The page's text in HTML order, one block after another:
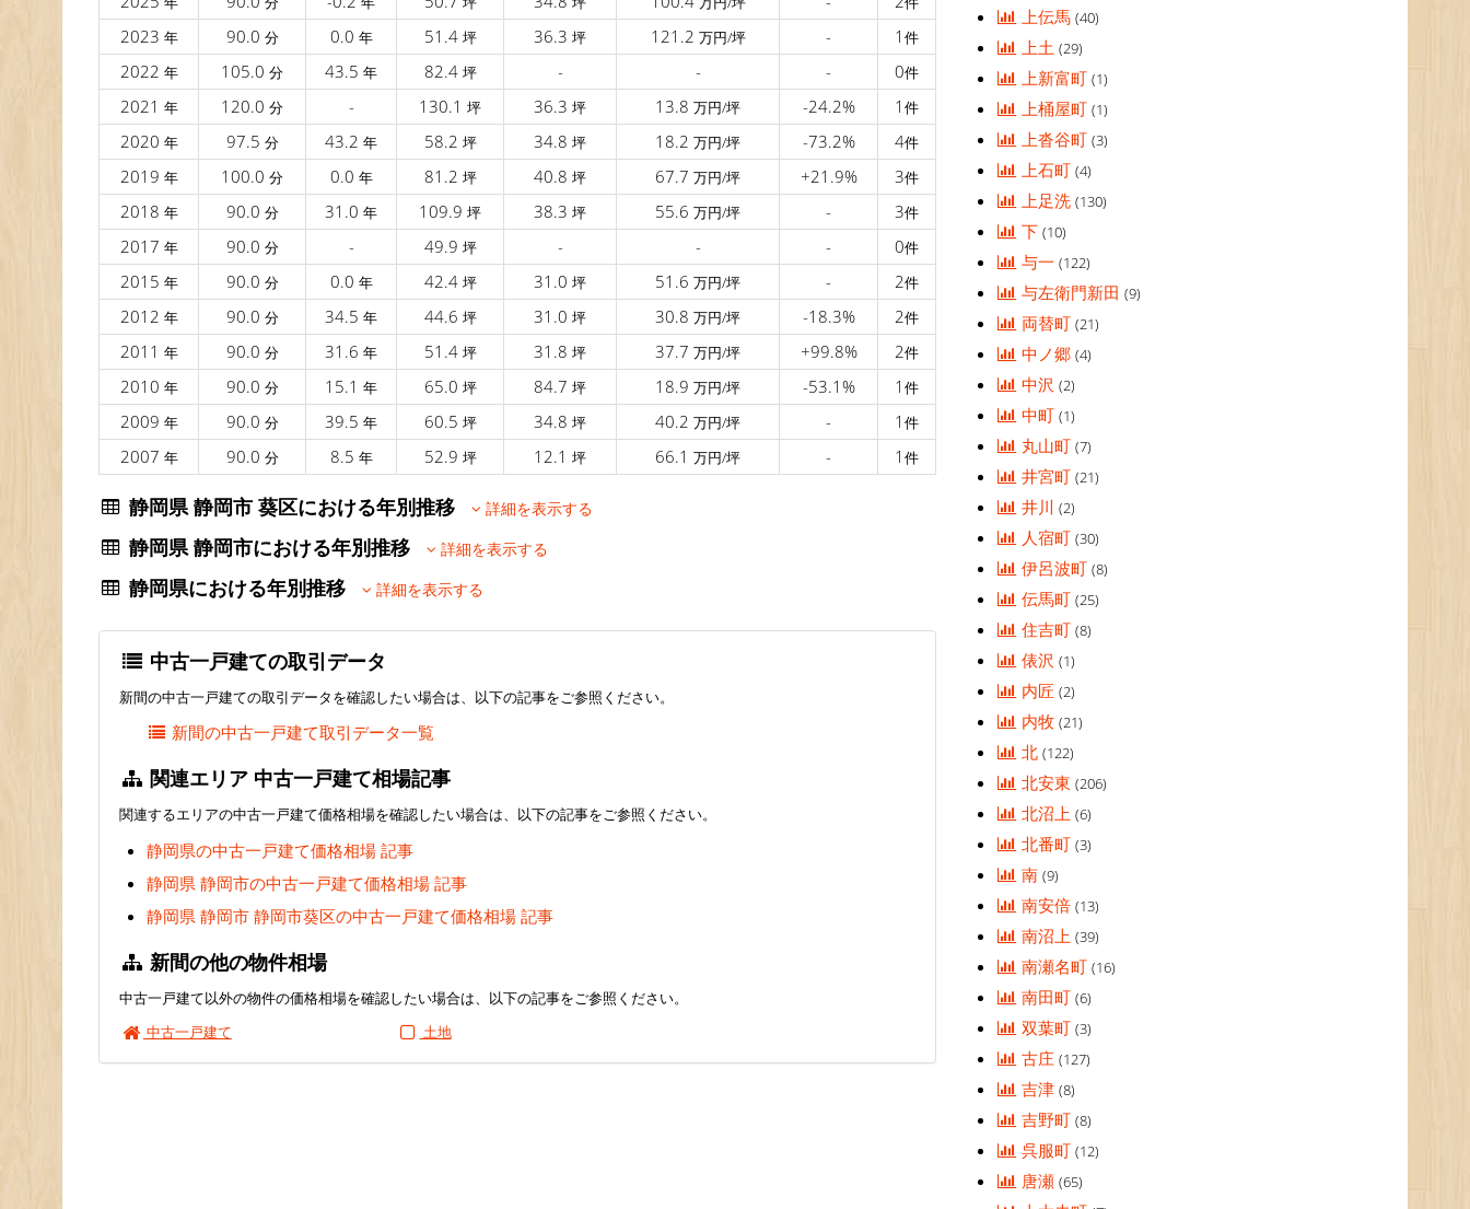
2023 年 90.0 分 0.0 年 51.4 坪 36.3 坪 121.2 万円/坪 - 1 件
2022 年 105.0 分 43.5 年 82.4 坪 - - - 0件
2021 年 120.0 分 - 130.1 坪 36.3 坪 13.8 万円/坪 -24.2% 1 件
2020 年 97.5 分 43.2 年 58.2 坪 34.8 坪 18.2 万円/坪 -73.2% 4件
2019 年 100.0 分 0.0 年 81.2 坪 40.8 坪 67.7 万円/坪 +21.9% 3件
2018 年 90.0 分 31.0 年 109.9 坪 38.3 坪 55.6 万円/坪 - 3件
2017 年 90.0 分 - 49.9 坪 - - - 0件
2015 年 90.0 分 0.0 年 42.4 坪 31.0 坪 51.6 万円/坪 - 2件
2012 年 90.0 分 34.5 年 44.6 坪 31.0 坪 30.8 万円/坪 -18.3% 2件
2011 年 90.0 分 31.6 年 51.4 坪 31.8 坪 37.7 万円/坪 +99.8% 2件
2010 年 90.0 分 15.1 年 65.0 坪 84.7 坪 18.9 万円/坪 -53.1% 1 件
2009 年 90.0 分 39.5 年 60.5 坪 34.8 坪 40.2 万円/坪 - 1 件
2007 年 90.0 分 8.5 年 52.9 坪 12.1 坪 66.1 万円/坪 - 1 件
静岡県 静岡市 葵区における年別推移 詳細を表示する
静岡県 静岡市における年別推移 詳細を表示する
静岡県における年別推移 詳細を表示する
中古一戸建ての取引データ
新間の中古一戸建ての取引データを確認したい場合は、以下の記事をご参照ください。
新間の中古一戸建て取引データ一覧
関連エリア 中古一戸建て相場記事
関連するエリアの中古一戸建て価格相場を確認したい場合は、以下の記事をご参照ください。
静岡県の中古一戸建て価格相場 記事
静岡県 静岡市の中古一戸建て価格相場 記事
静岡県 静岡市 静岡市葵区の中古一戸建て価格相場 記事
新間の他の物件相場
中古一戸建て以外の物件の価格相場を確認したい場合は、以下の記事をご参照ください。
中古一戸建て
土地
上伝馬(40)
上土(29)
上新富町(1)
上桶屋町(1)
上沓谷町(3)
上石町(4)
上足洗(130)
下(10)
与一(122)
与左衛門新田(9)
両替町(21)
中ノ郷(4)
中沢(2)
中町(1)
丸山町(7)
井宮町(21)
井川(2)
人宿町(30)
伊呂波町(8)
伝馬町(25)
住吉町(8)
俵沢(1)
内匠(2)
内牧(21)
北(122)
北安東(206)
北沼上(6)
北番町(3)
南(9)
南安倍(13)
南沼上(39)
南瀬名町(16)
南田町(6)
双葉町(3)
古庄(127)
吉津(8)
吉野町(8)
呉服町(12)
唐瀬(65)